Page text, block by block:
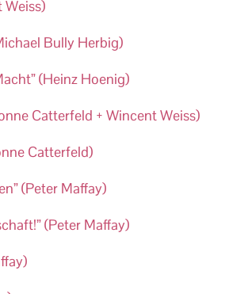
Weiss)
Bully Herbig)
(Heinz Hoenig)
Catterfeld + Wincent Weiss)
Catterfeld)
(Peter Maffay)
(Peter Maffay)